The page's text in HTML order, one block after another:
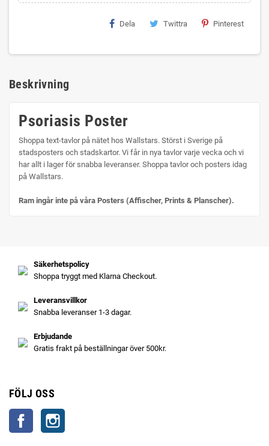
Dela Twittra Pinterest
Beskrivning
Psoriasis Poster
Shoppa text-tavlor på nätet hos Wallstars. Störst i Sverige på
stadsposters och stadskartor. Vi får in nya tavlor varje vecka och vi
har allt i lager för snabba leveranser. Shoppa tavlor och posters idag
på Wallstars.
Ram ingår inte på våra Posters (Affischer, Prints & Planscher).
Säkerhetspolicy
Shoppa tryggt med Klarna Checkout.
Leveransvillkor
Snabba leveranser 1-3 dagar.
Erbjudande
Gratis frakt på beställningar över 500kr.
FÖLJ OSS
Facebook